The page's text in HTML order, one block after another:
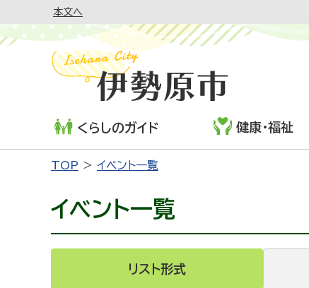
本文へ
くらしのガイド 健康・福祉
TOP イベント一覧
イベント一覧
リスト形式